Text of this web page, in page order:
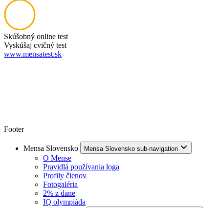
Skúšobný online test
Vyskúšaj cvičný test
www.mensatest.sk
Footer
Mensa Slovensko Mensa Slovensko sub-navigation
O Mense
Pravidlá používania loga
Profily členov
Fotogaléria
2% z dane
IQ olympiáda